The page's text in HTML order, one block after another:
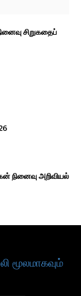
சிறுகதைப்
நினைவு அறிவியல்
மூலமாகவும்